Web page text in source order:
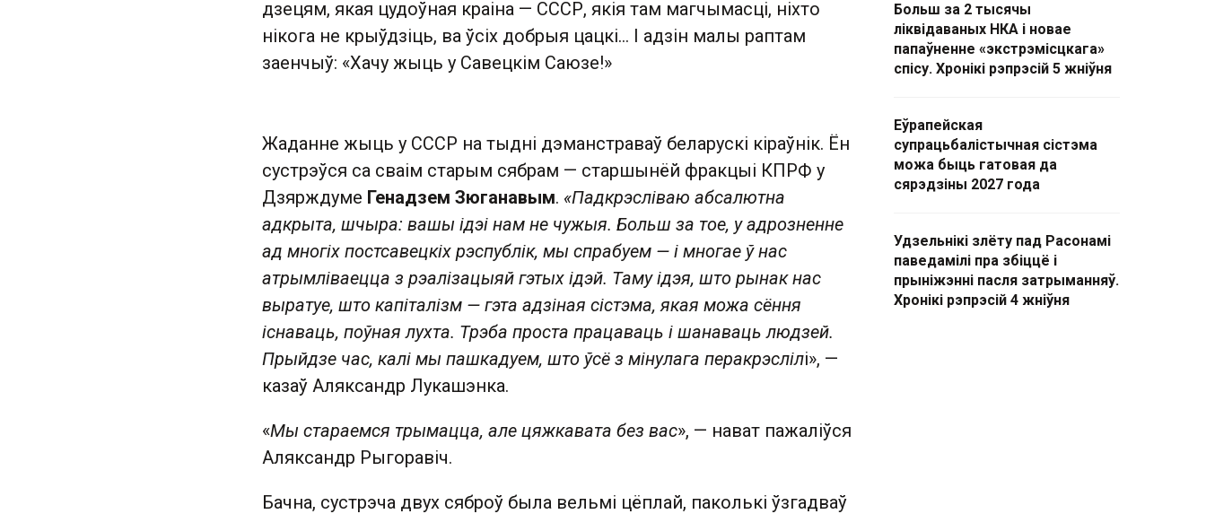
дзецям, якая цудоўная краіна — СССР, якія там магчымасці, ніхто
нікога не крыўдзіць, ва ўсіх добрыя цацкі… І адзін малы раптам
заенчыў: «Хачу жыць у Савецкім Саюзе!»
Жаданне жыць у СССР на тыдні дэманстраваў беларускі кіраўнік. Ён
сустрэўся са сваім старым сябрам — старшынёй фракцыі КПРФ у
Дзярждуме Генадзем Зюганавым. «Падкрэсліваю абсалютна
адкрыта, шчыра: вашы ідэі нам не чужыя. Больш за тое, у адрозненне
ад многіх постсавецкіх рэспублік, мы спрабуем — і многае ў нас
атрымліваецца з рэалізацыяй гэтых ідэй. Таму ідэя, што рынак нас
выратуе, што капіталізм — гэта адзіная сістэма, якая можа сёння
існаваць, поўная лухта. Трэба проста працаваць і шанаваць людзей.
Прыйдзе час, калі мы пашкадуем, што ўсё з мінулага перакрэслілі», —
казаў Аляксандр Лукашэнка.
«Мы стараемся трымацца, але цяжкавата без вас», — нават пажаліўся
Аляксандр Рыгоравіч.
Бачна, сустрэча двух сяброў была вельмі цёплай, паколькі ўзгадваў
Больш за 2 тысячы
ліквідаваных НКА і новае
папаўненне «экстрэмісцкага»
спісу. Хронікі рэпрэсій 5 жніўня
Еўрапейская
супрацьбалістычная сістэма
можа быць гатовая да
сярэдзіны 2027 года
Удзельнікі злёту пад Расонамі
паведамілі пра збіццё і
прыніжэнні пасля затрыманняў.
Хронікі рэпрэсій 4 жніўня